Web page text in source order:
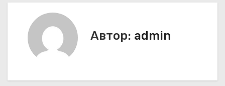
Автор: admin